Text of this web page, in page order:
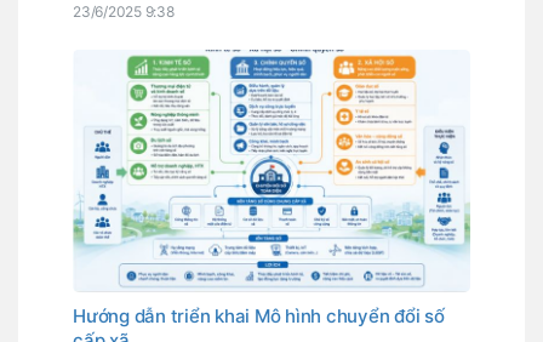
23/6/2025 9:38
Hướng dẫn triển khai Mô hình chuyển đổi số